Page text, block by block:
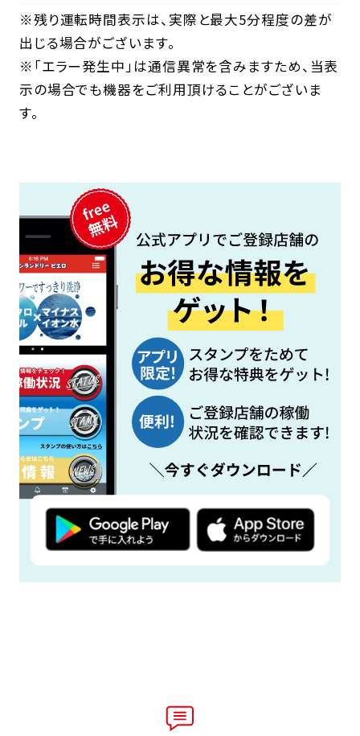
※残り運転時間表示は、実際と最大5分程度の差が
出じる場合がございます。
※「エラー発生中」は通信異常を含みますため、当表
示の場合でも機器をご利用頂けることがございま
す。